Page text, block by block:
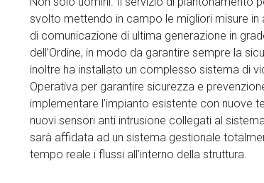
svolto mettendo in campo le migliori misure
di comunicazione di ultima generazione in
dell’Ordine, in modo da garantire sempre la
inoltre ha installato un complesso sistema di
Operativa per garantire sicurezza e
implementare l’impianto esistente con nuove
nuovi sensori anti intrusione collegati al
sarà affidata ad un sistema gestionale
tempo reale i flussi all’interno della struttura.